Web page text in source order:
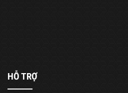
HỖ TRỢ